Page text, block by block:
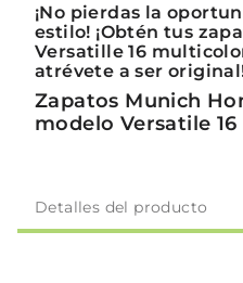
¡No pierdas la
estilo! ¡Obtén tus
Versatille 16
atrévete a ser
Zapatos Munich
modelo Versatile 16
Detalles del producto